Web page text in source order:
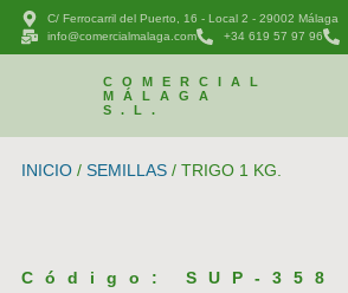
C/ Ferrocarril del Puerto, 16 - Local 2 - 29002 Málaga
info@comercialmalaga.com
+34 619 57 97 96
COMERCIAL
MÁLAGA
S.L.
INICIO/ SEMILLAS/ TRIGO 1 KG.
Código: SUP-358